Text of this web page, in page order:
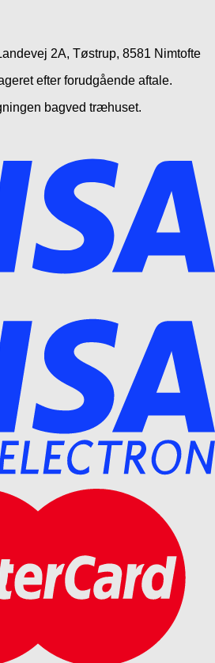
2A, Tøstrup, 8581 Nimtofte
efter forudgående aftale.
bagved træhuset.